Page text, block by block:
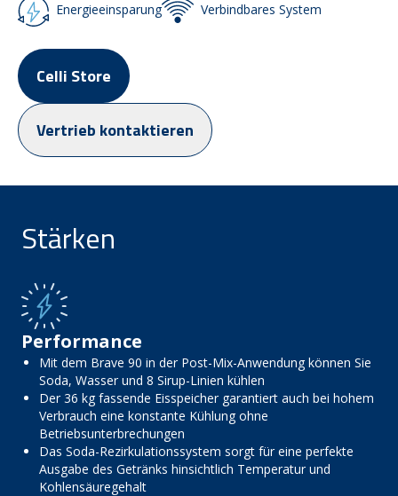
Energieeinsparung Verbindbares System
Celli Store
Vertrieb kontaktieren
Stärken
Performance
Mit dem Brave 90 in der Post-Mix-Anwendung können Sie
Soda, Wasser und 8 Sirup-Linien kühlen
Der 36 kg fassende Eisspeicher garantiert auch bei hohem
Verbrauch eine konstante Kühlung ohne
Betriebsunterbrechungen
Das Soda-Rezirkulationssystem sorgt für eine perfekte
Ausgabe des Getränks hinsichtlich Temperatur und
Kohlensäuregehalt